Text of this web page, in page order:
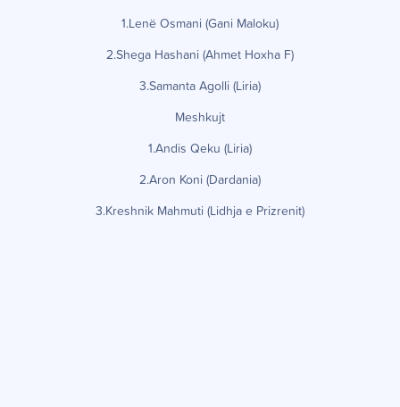
1.Lenë Osmani (Gani Maloku)
2.Shega Hashani (Ahmet Hoxha F)
3.Samanta Agolli (Liria)
Meshkujt
1.Andis Qeku (Liria)
2.Aron Koni (Dardania)
3.Kreshnik Mahmuti (Lidhja e Prizrenit)